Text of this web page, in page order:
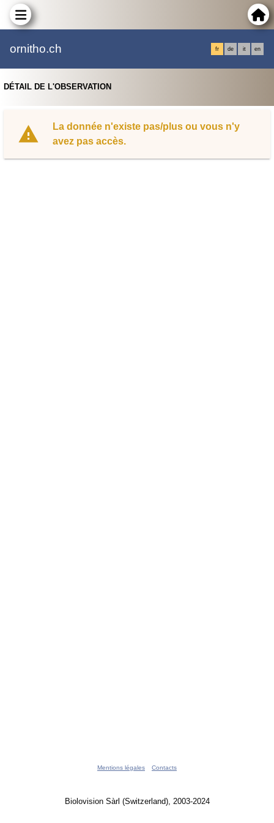
ornitho.ch fr de it en
DÉTAIL DE L'OBSERVATION
La donnée n'existe pas/plus ou vous n'y
avez pas accès.
Mentions légales Contacts
Biolovision Sàrl (Switzerland), 2003-2024